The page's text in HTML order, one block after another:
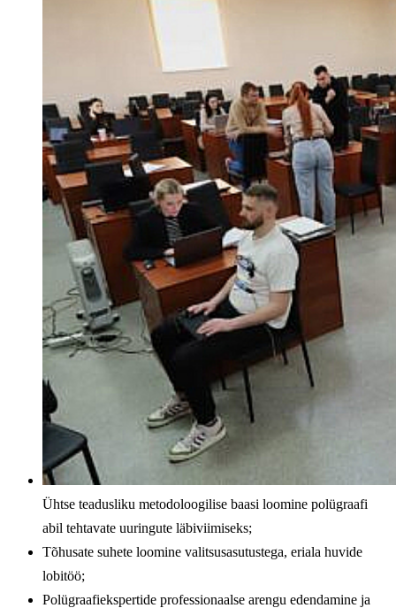
Ühtse teadusliku metodoloogilise baasi loomine polügraafi
abil tehtavate uuringute läbiviimiseks;
Tõhusate suhete loomine valitsusasutustega, eriala huvide
lobitöö;
Polügraafiekspertide professionaalse arengu edendamine ja